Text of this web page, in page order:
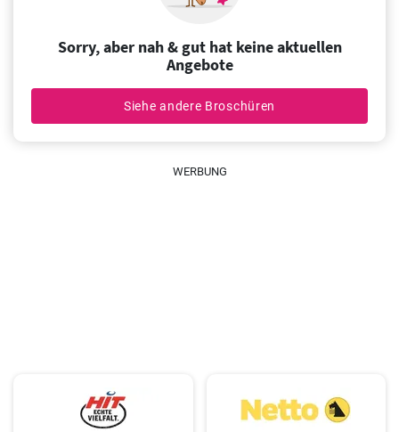
Sorry, aber nah & gut hat keine aktuellen
Angebote
Siehe andere Broschüren
WERBUNG